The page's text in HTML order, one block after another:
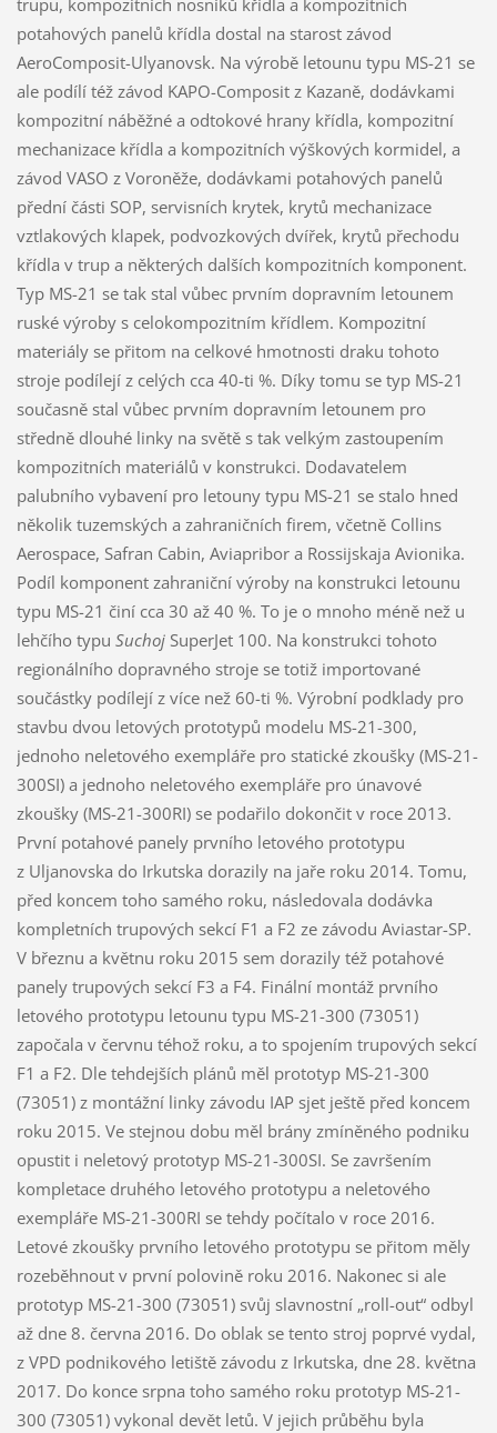
trupu, kompozitních nosníků křídla a kompozitních
potahových panelů křídla dostal na starost závod
AeroComposit-Ulyanovsk. Na výrobě letounu typu MS-21 se
ale podílí též závod KAPO-Composit z Kazaně, dodávkami
kompozitní náběžné a odtokové hrany křídla, kompozitní
mechanizace křídla a kompozitních výškových kormidel, a
závod VASO z Voroněže, dodávkami potahových panelů
přední části SOP, servisních krytek, krytů mechanizace
vztlakových klapek, podvozkových dvířek, krytů přechodu
křídla v trup a některých dalších kompozitních komponent.
Typ MS-21 se tak stal vůbec prvním dopravním letounem
ruské výroby s celokompozitním křídlem. Kompozitní
materiály se přitom na celkové hmotnosti draku tohoto
stroje podílejí z celých cca 40-ti %. Díky tomu se typ MS-21
současně stal vůbec prvním dopravním letounem pro
středně dlouhé linky na světě s tak velkým zastoupením
kompozitních materiálů v konstrukci. Dodavatelem
palubního vybavení pro letouny typu MS-21 se stalo hned
několik tuzemských a zahraničních firem, včetně Collins
Aerospace, Safran Cabin, Aviapribor a Rossijskaja Avionika.
Podíl komponent zahraniční výroby na konstrukci letounu
typu MS-21 činí cca 30 až 40 %. To je o mnoho méně než u
lehčího typu SuchojSuperJet 100. Na konstrukci tohoto
regionálního dopravného stroje se totiž importované
součástky podílejí z více než 60-ti %. Výrobní podklady pro
stavbu dvou letových prototypů modelu MS-21-300,
jednoho neletového exempláře pro statické zkoušky (MS-21-
300SI) a jednoho neletového exempláře pro únavové
zkoušky (MS-21-300RI) se podařilo dokončit v roce 2013.
První potahové panely prvního letového prototypu
z Uljanovska do Irkutska dorazily na jaře roku 2014. Tomu,
před koncem toho samého roku, následovala dodávka
kompletních trupových sekcí F1 a F2 ze závodu Aviastar-SP.
V březnu a květnu roku 2015 sem dorazily též potahové
panely trupových sekcí F3 a F4. Finální montáž prvního
letového prototypu letounu typu MS-21-300 (73051)
započala v červnu téhož roku, a to spojením trupových sekcí
F1 a F2. Dle tehdejších plánů měl prototyp MS-21-300
(73051) z montážní linky závodu IAP sjet ještě před koncem
roku 2015. Ve stejnou dobu měl brány zmíněného podniku
opustit i neletový prototyp MS-21-300SI. Se završením
kompletace druhého letového prototypu a neletového
exempláře MS-21-300RI se tehdy počítalo v roce 2016.
Letové zkoušky prvního letového prototypu se přitom měly
rozeběhnout v první polovině roku 2016. Nakonec si ale
prototyp MS-21-300 (73051) svůj slavnostní „roll-out“ odbyl
až dne 8. června 2016. Do oblak se tento stroj poprvé vydal,
z VPD podnikového letiště závodu z Irkutska, dne 28. května
2017. Do konce srpna toho samého roku prototyp MS-21-
300 (73051) vykonal devět letů. V jejich průběhu byla